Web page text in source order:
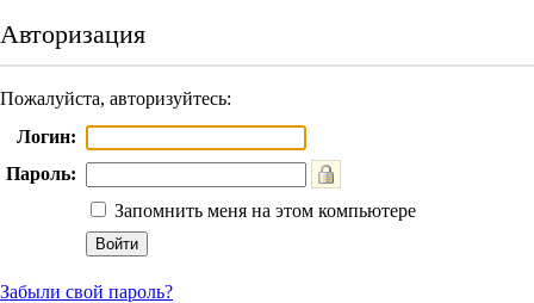
Авторизация
Пожалуйста, авторизуйтесь:
Логин:
Пароль:
Запомнить меня на этом компьютере
Забыли свой пароль?